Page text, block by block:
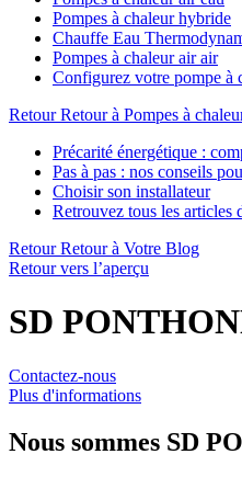
Pompes à chaleur hybride
Chauffe Eau
Pompes à chaleur air air
Configurez votre pompe à
Retour Retour à Pompes à
Précarité énergétique :
Pas à pas : nos conseils
Choisir son installateur
Retrouvez tous les articles
Retour Retour à Votre Blog
Retour vers l’aperçu
SD
Contactez-nous
Plus d'informations
Nous sommes SD